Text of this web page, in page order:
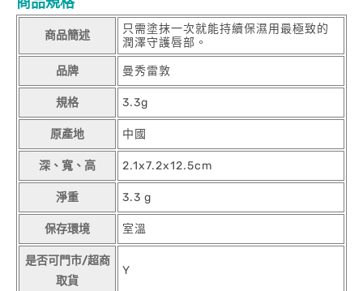
商品簡述
只需塗抹一次就能持續保濕用最極致的
潤澤守護唇部。
品牌 曼秀雷敦
規格 3.3g
原產地 中國
深、寬、高 2.1x7.2x12.5cm
淨重 3.3 g
保存環境 室溫
是否可門市/超商
取貨
Y